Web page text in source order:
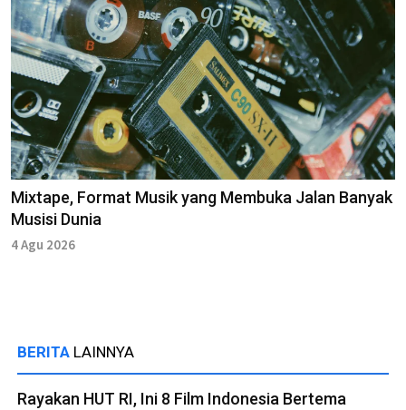
Mixtape, Format Musik yang Membuka Jalan Banyak
Musisi Dunia
4 Agu 2026
BERITA LAINNYA
Rayakan HUT RI, Ini 8 Film Indonesia Bertema